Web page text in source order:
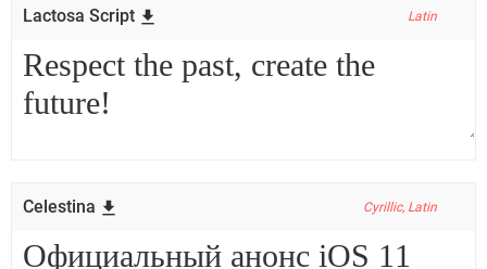
Lactosa Script Latin
Celestina Cyrillic, Latin